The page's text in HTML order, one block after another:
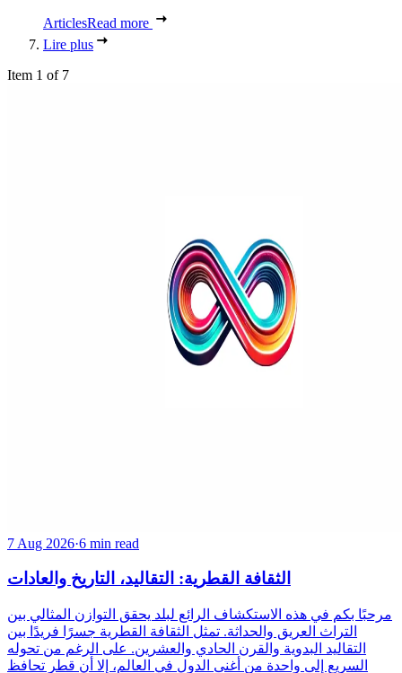
ArticlesRead more
Lire plus
Item 1 of 7
7 Aug 2026·6 min read
الثقافة القطرية: التقاليد، التاريخ والعادات
مرحبًا بكم في هذه الاستكشاف الرائع لبلد يحقق التوازن المثالي بين
التراث العريق والحداثة. تمثل الثقافة القطرية جسرًا فريدًا بين
التقاليد البدوية والقرن الحادي والعشرين. على الرغم من تحوله
السريع إلى واحدة من أغنى الدول في العالم، إلا أن قطر تحافظ